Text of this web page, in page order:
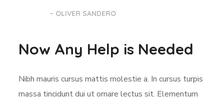
– OLIVER SANDERO
Now Any Help is Needed
Nibh mauris cursus mattis molestie a. In cursus turpis
massa tincidunt dui ut ornare lectus sit. Elementum